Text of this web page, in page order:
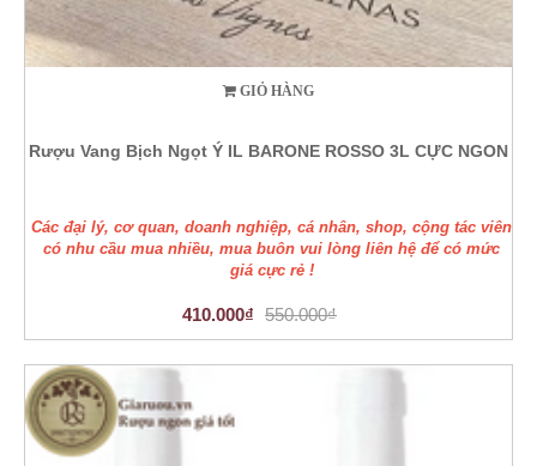
GIỎ HÀNG
Rượu Vang Bịch Ngọt Ý IL BARONE ROSSO 3L CỰC NGON
Các đại lý, cơ quan, doanh nghiệp, cá nhân, shop, cộng tác viên
có nhu cầu mua nhiều, mua buôn vui lòng liên hệ để có mức
giá cực rẻ !
410.000₫ 550.000₫